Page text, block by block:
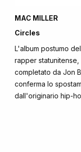
MAC MILLER
Circles
L'album postumo del
rapper statunitense,
completato da Jon
conferma lo
dall'originario hip-